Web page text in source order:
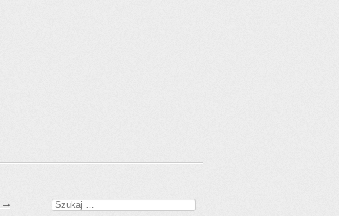
→ Szukaj: